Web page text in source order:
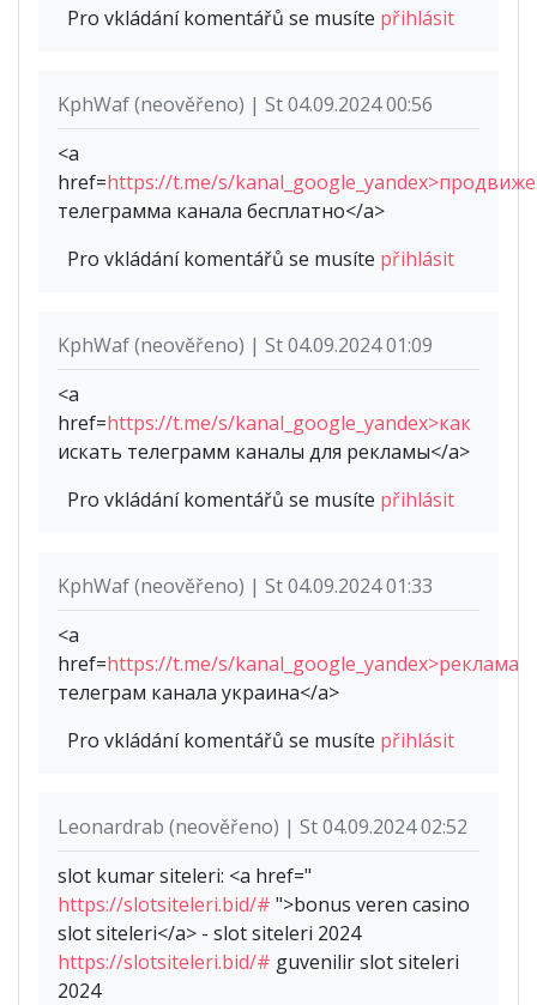
Pro vkládání komentářů se musíte přihlásit
KphWaf (neověřeno) | St 04.09.2024 00:56
<a
href=https://t.me/s/
телеграмма канала бесплатно</a>
Pro vkládání komentářů se musíte přihlásit
KphWaf (neověřeno) | St 04.09.2024 01:09
<a
href=https://t.me/s/kanal_google_yandex>как
искать телеграмм каналы для рекламы</a>
Pro vkládání komentářů se musíte přihlásit
KphWaf (neověřeno) | St 04.09.2024 01:33
<a
href=https://t.me/s/kanal_google_yandex>реклама
телеграм канала украина</a>
Pro vkládání komentářů se musíte přihlásit
Leonardrab (neověřeno) | St 04.09.2024 02:52
slot kumar siteleri: <a href="
https://slotsiteleri.bid/# ">bonus veren casino
slot siteleri</a> - slot siteleri 2024
https://slotsiteleri.bid/# guvenilir slot siteleri
2024